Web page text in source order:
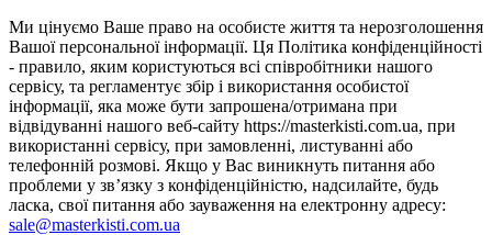
Ми цінуємо Ваше право на особисте життя та нерозголошення
Вашої персональної інформації. Ця Політика конфіденційності
- правило, яким користуються всі співробітники нашого
сервісу, та регламентує збір і використання особистої
інформації, яка може бути запрошена/отримана при
відвідуванні нашого веб-сайту https://masterkisti.com.ua, при
використанні сервісу, при замовленні, листуванні або
телефонній розмові. Якщо у Вас виникнуть питання або
проблеми у зв’язку з конфіденційністю, надсилайте, будь
ласка, свої питання або зауваження на електронну адресу:
sale@masterkisti.com.ua